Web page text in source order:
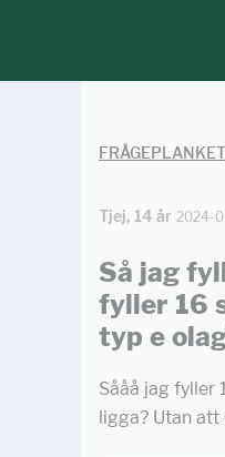
FRÅGEPLANKET
Tjej, 14 år 2024-
Så jag
fyller 16
typ e
Sååå jag fyller
ligga? Utan